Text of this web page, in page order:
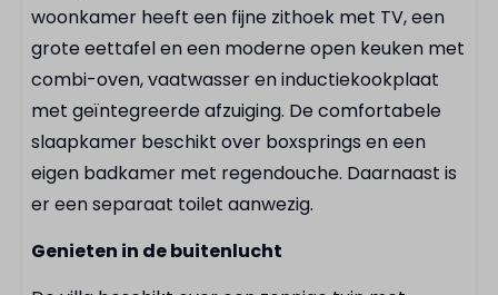
Inloop regendouche
Föhn
Buiten
Parasol
Buitenterras
Faciliteiten
woonkamer heeft een fijne zithoek met TV, een
grote eettafel en een moderne open keuken met
combi-oven, vaatwasser en inductiekookplaat
met geïntegreerde afzuiging. De comfortabele
slaapkamer beschikt over boxsprings en een
eigen badkamer met regendouche. Daarnaast is
er een separaat toilet aanwezig.
Genieten in de buitenlucht